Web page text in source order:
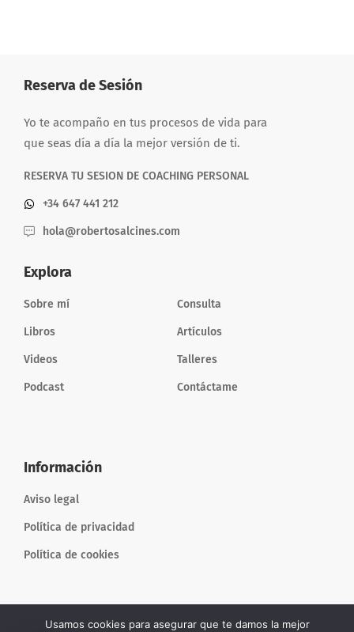
Reserva de Sesión
Yo te acompaño en tus procesos de vida para
que seas día a día la mejor versión de ti.
RESERVA TU SESION DE COACHING PERSONAL
+34 647 441 212
hola@robertosalcines.com
Explora
Sobre mí Consulta
Libros Artículos
Videos Talleres
Podcast Contáctame
Información
Aviso legal
Política de privacidad
Política de cookies
Usamos cookies para asegurar que te damos la mejor